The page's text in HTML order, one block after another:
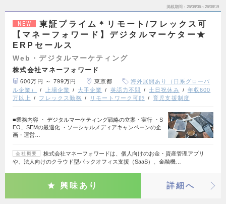
掲載期間 26/08/06～26/08/19
NEW
東証プライム＊リモート/フレックス可
【マネーフォワード】デジタルマーケター★
ERPセールス
Web・デジタルマーケティング
株式会社マネーフォワード
600万円 ～ 799万円 東京都
海外展開あり（日系グローバ
ル企業）
上場企業 大手企業 英語力不問 土日祝休み
年収600
万以上
フレックス勤務 リモートワーク可能 育児支援制度
■業務内容 ・ デジタルマーケティング戦略の立案・実行 ・S
EO、SEMの最適化 ・ソーシャルメディアキャンペーンの企
画・運営…
会社概要
株式会社マネーフォワードは、個人向けのお金・資産管理アプリ
や、法人向けのクラウド型バックオフィス支援（SaaS）、金融機…
興味あり 詳細へ